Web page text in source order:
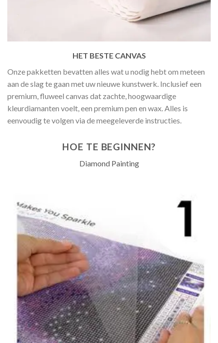
HET BESTE CANVAS
Onze pakketten bevatten alles wat u nodig hebt om meteen
aan de slag te gaan met uw nieuwe kunstwerk. Inclusief een
premium, fluweel canvas dat zachte, hoogwaardige
kleurdiamanten voelt, een premium pen en wax. Alles is
eenvoudig te volgen via de meegeleverde instructies.
HOE TE BEGINNEN?
Diamond Painting